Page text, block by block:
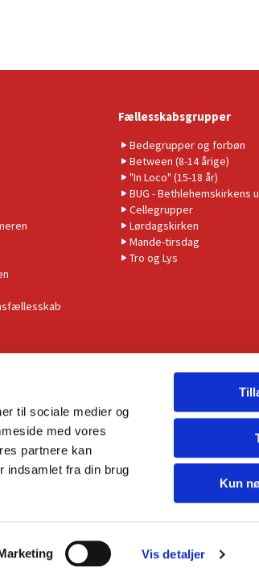
til sociale medier og
med vores
partnere kan
indsamlet fra din brug
Vis detaljer
Kun
Fællesskabsgrupper
Bedegrupper og forbøn
Between (8-14 årige)
"In Loco" (15-18 år)
BUG - Bethlehemskirkens
Cellegrupper
Lørdagskirken
Mande-tirsdag
Tro og Lys